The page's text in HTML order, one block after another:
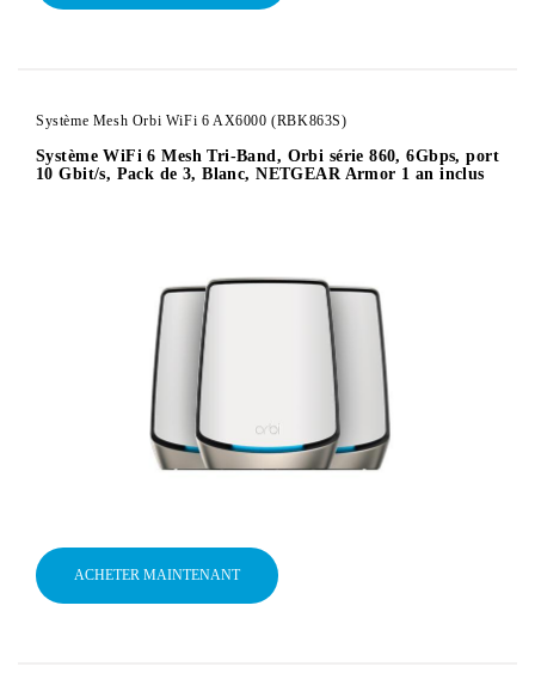
Système Mesh Orbi WiFi 6 AX6000 (RBK863S)
Système WiFi 6 Mesh Tri-Band, Orbi série 860, 6Gbps, port
10 Gbit/s, Pack de 3, Blanc, NETGEAR Armor 1 an inclus
ACHETER MAINTENANT